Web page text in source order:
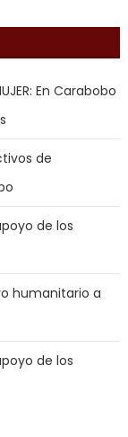
En Carabobo
de
de los
humanitario a
de los